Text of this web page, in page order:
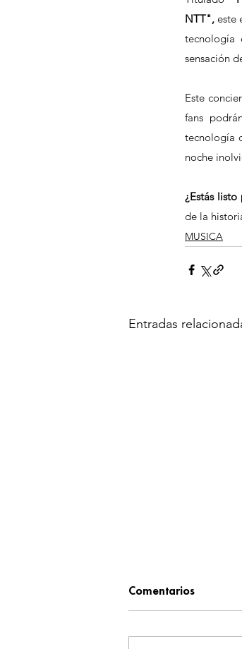
NTT", este
tecnología
sensación
Este
fans
tecnología
noche
¿Estás listo
de la
MUSICA
Entradas
Comentarios